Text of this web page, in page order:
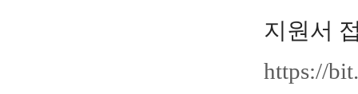
지원서
https://